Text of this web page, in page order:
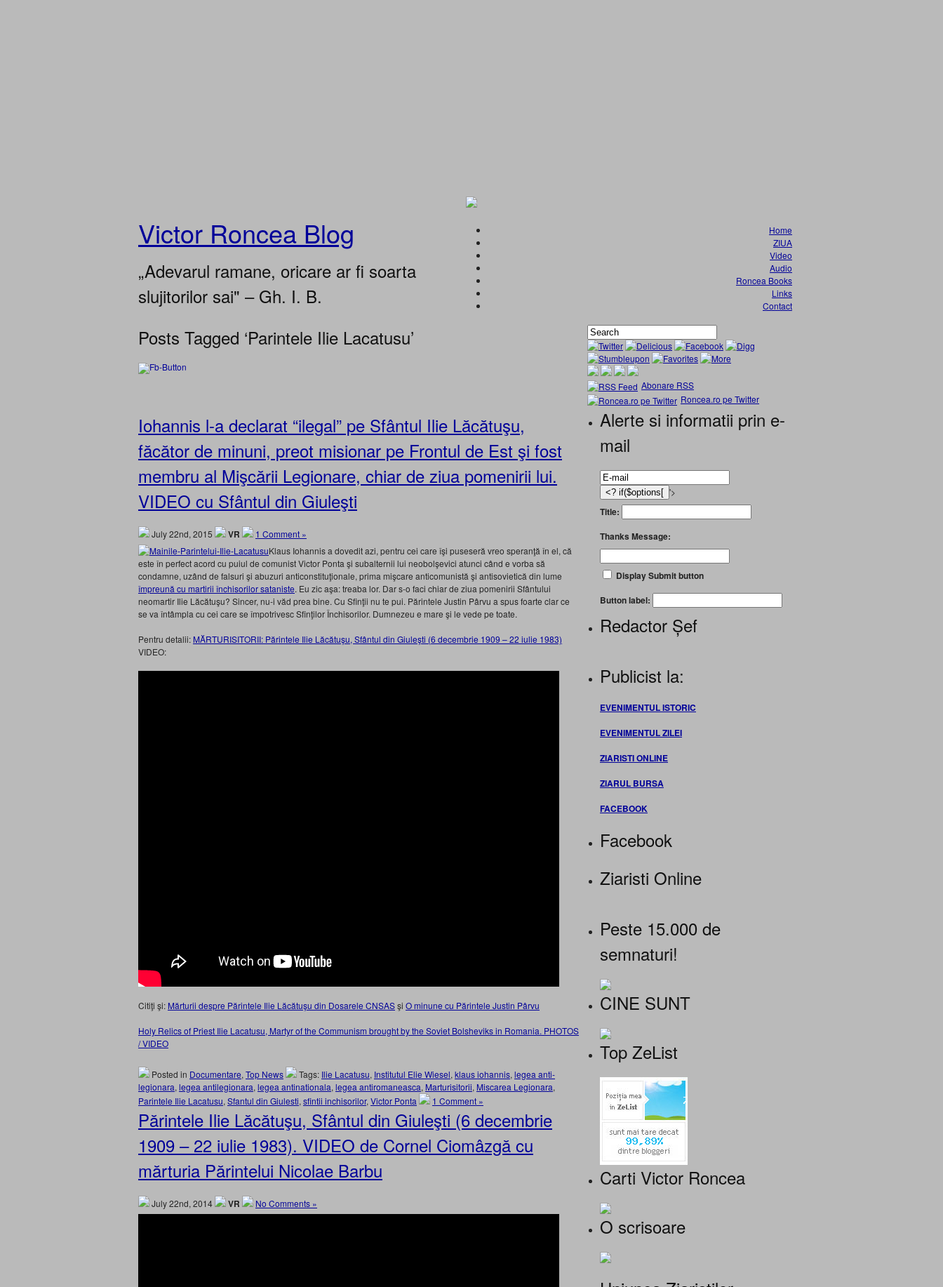
Victor Roncea Blog
„Adevarul ramane, oricare ar fi soarta
slujitorilor sai" – Gh. I. B.
Home
ZIUA
Video
Audio
Roncea Books
Links
Contact
Posts Tagged ‘Parintele Ilie Lacatusu’
Iohannis l-a declarat “ilegal” pe Sfântul Ilie Lăcătuşu,
făcător de minuni, preot misionar pe Frontul de Est şi fost
membru al Mişcării Legionare, chiar de ziua pomenirii lui.
VIDEO cu Sfântul din Giuleşti
July 22nd, 2015 VR
1 Comment »
Klaus Iohannis a dovedit azi, pentru cei care îşi puseseră vreo speranţă în el, că
este în perfect acord cu puiul de comunist Victor Ponta şi subalternii lui neobolşevici atunci când e vorba să
condamne, uzând de falsuri şi abuzuri anticonstituţionale, prima mişcare anticomunistă şi antisovietică din lume
împreună cu martirii închisorilor sataniste. Eu zic aşa: treaba lor. Dar s-o faci chiar de ziua pomenirii Sfântului
neomartir Ilie Lăcătuşu? Sincer, nu-i văd prea bine. Cu Sfinţii nu te pui. Părintele Justin Pârvu a spus foarte clar ce
se va întâmpla cu cei care se împotrivesc Sfinţilor Închisorilor. Dumnezeu e mare şi le vede pe toate.
Pentru detalii: MĂRTURISITORII: Părintele Ilie Lăcătuşu, Sfântul din Giuleşti (6 decembrie 1909 – 22 iulie 1983)
VIDEO:
Citiţi şi: Mărturii despre Părintele Ilie Lăcătuşu din Dosarele CNSASşi O minune cu Părintele Justin Pârvu
Holy Relics of Priest Ilie Lacatusu, Martyr of the Communism brought by the Soviet Bolsheviks in Romania. PHOTOS
/ VIDEO
Posted in Documentare, Top News Tags: Ilie Lacatusu, Institutul Elie Wiesel, klaus iohannis, legea anti-
legionara, legea antilegionara, legea antinationala, legea antiromaneasca, Marturisitorii, Miscarea Legionara,
Parintele Ilie Lacatusu, Sfantul din Giulesti, sfintii inchisorilor, Victor Ponta 1 Comment »
Părintele Ilie Lăcătuşu, Sfântul din Giuleşti (6 decembrie
1909 – 22 iulie 1983). VIDEO de Cornel Ciomâzgă cu
mărturia Părintelui Nicolae Barbu
July 22nd, 2014 VR No Comments »
Abonare RSS
Roncea.ro pe Twitter
Alerte si informatii prin e-
mail
'>
Title:
Thanks Message:
Display Submit button
Button label:
Redactor Șef
Publicist la:
EVENIMENTUL ISTORIC
EVENIMENTUL ZILEI
ZIARISTI ONLINE
ZIARUL BURSA
FACEBOOK
Facebook
Ziaristi Online
Peste 15.000 de
semnaturi!
CINE SUNT
Top ZeList
Carti Victor Roncea
O scrisoare